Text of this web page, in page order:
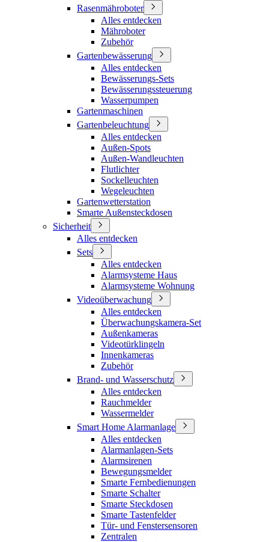
Rasenmähroboter
Alles entdecken
Mähroboter
Zubehör
Gartenbewässerung
Alles entdecken
Bewässerungs-Sets
Bewässerungssteuerung
Wasserpumpen
Gartenmaschinen
Gartenbeleuchtung
Alles entdecken
Außen-Spots
Außen-Wandleuchten
Flutlichter
Sockelleuchten
Wegeleuchten
Gartenwetterstation
Smarte Außensteckdosen
Sicherheit
Alles entdecken
Sets
Alles entdecken
Alarmsysteme Haus
Alarmsysteme Wohnung
Videoüberwachung
Alles entdecken
Überwachungskamera-Set
Außenkameras
Videotürklingeln
Innenkameras
Zubehör
Brand- und Wasserschutz
Alles entdecken
Rauchmelder
Wassermelder
Smart Home Alarmanlage
Alles entdecken
Alarmanlagen-Sets
Alarmsirenen
Bewegungsmelder
Smarte Fernbedienungen
Smarte Schalter
Smarte Steckdosen
Smarte Tastenfelder
Tür- und Fenstersensoren
Zentralen